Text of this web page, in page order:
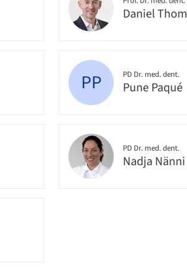
Daniel
PP PD Dr. med. dent.
Pune Paqué
PD Dr. med. dent.
Nadja Nänni